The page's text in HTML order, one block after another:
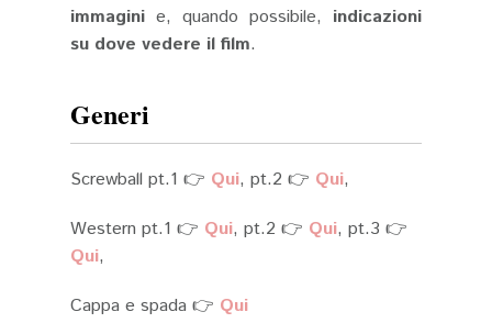
immagini e, quando possibile, indicazioni
su dove vedere il film.
Generi
Screwball pt.1 👉 Qui, pt.2 👉 Qui,
Western pt.1 👉 Qui, pt.2 👉 Qui, pt.3 👉
Qui,
Cappa e spada 👉 Qui